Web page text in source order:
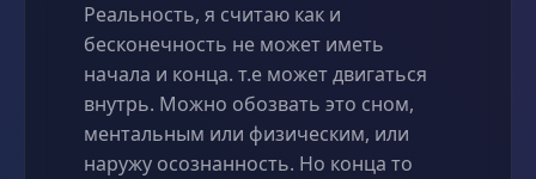
Реальность, я считаю как и
бесконечность не может иметь
начала и конца. т.е может двигаться
внутрь. Можно обозвать это сном,
ментальным или физическим, или
наружу осознанность. Но конца то